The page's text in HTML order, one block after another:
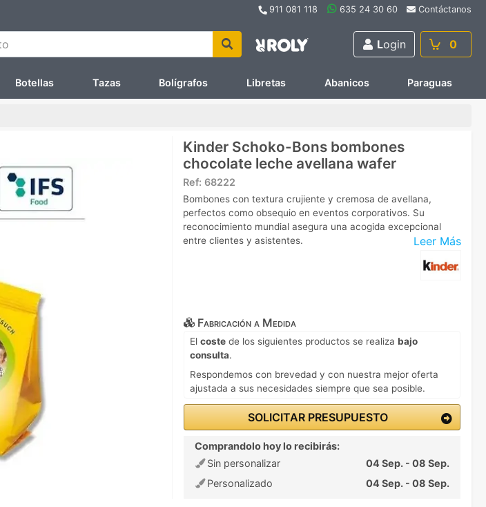
911 081 118 635 24 30 60 Contáctanos
Login 0
Botellas Tazas Bolígrafos Libretas Abanicos Paraguas
Kinder Schoko-Bons bombones
chocolate leche avellana wafer
Ref: 68222
Leer Más
Bombones con textura crujiente y cremosa de avellana,
perfectos como obsequio en eventos corporativos. Su
reconocimiento mundial asegura una acogida excepcional
entre clientes y asistentes.
Fabricación a Medida
El coste de los siguientes productos se realiza bajo
consulta.
Respondemos con brevedad y con nuestra mejor oferta
ajustada a sus necesidades siempre que sea posible.
SOLICITAR PRESUPUESTO
Comprandolo hoy lo recibirás:
Sin personalizar
04 Sep. - 08 Sep.
Personalizado
04 Sep. - 08 Sep.